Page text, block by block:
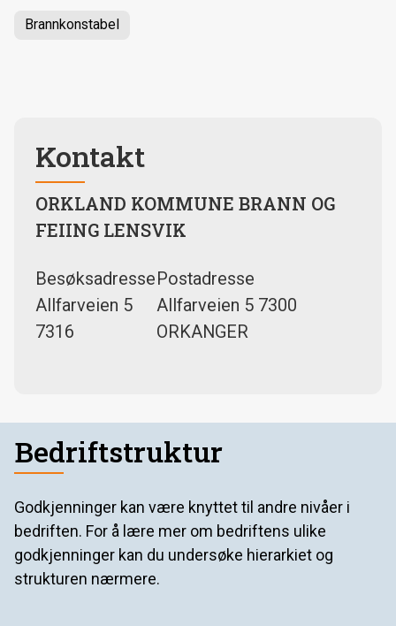
Brannkonstabel
Kontakt
ORKLAND KOMMUNE BRANN OG
FEIING LENSVIK
Besøksadresse
Allfarveien 5
7316
Postadresse
Allfarveien 5 7300
ORKANGER
Bedriftstruktur
Godkjenninger kan være knyttet til andre nivåer i
bedriften. For å lære mer om bedriftens ulike
godkjenninger kan du undersøke hierarkiet og
strukturen nærmere.